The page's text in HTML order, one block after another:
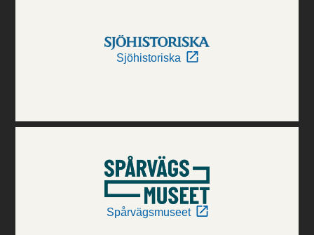
Sjöhistoriska
Spårvägsmuseet